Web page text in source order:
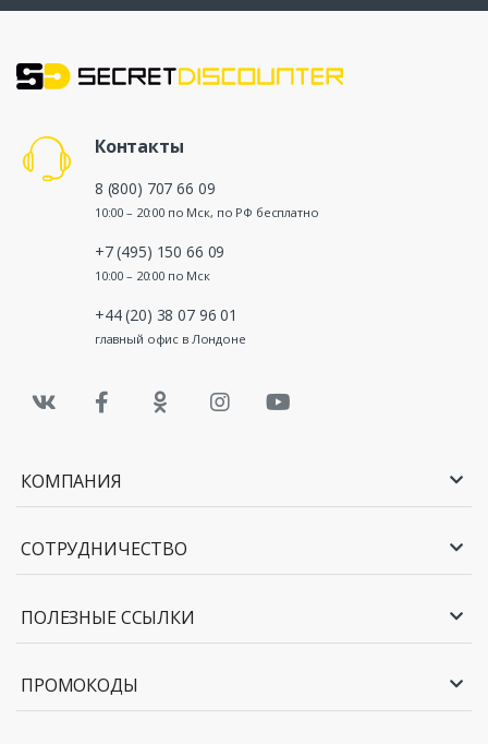
Контакты
8 (800) 707 66 09
10:00 – 20:00 по Мск, по РФ бесплатно
+7 (495) 150 66 09
10:00 – 20:00 по Мск
+44 (20) 38 07 96 01
главный офис в Лондоне
КОМПАНИЯ
СОТРУДНИЧЕСТВО
ПОЛЕЗНЫЕ ССЫЛКИ
ПРОМОКОДЫ